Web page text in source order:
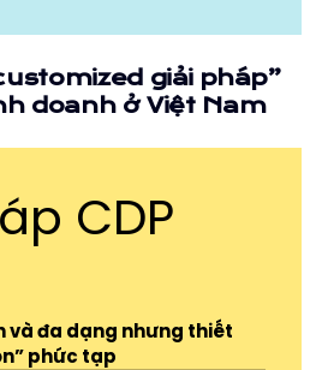
giải pháp”
doanh ở Việt Nam
CDP
và đa dạng nhưng thiết
phức tạp